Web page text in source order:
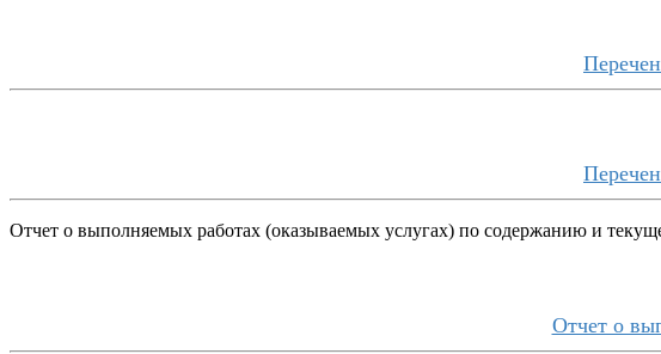
Отчет о выполняемых работах (оказываемых услугах) по содержанию и
Отчет о